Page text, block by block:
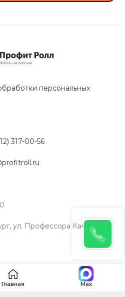
персональных
317-00-56
ул. Профессора Качалова,
Главная Max